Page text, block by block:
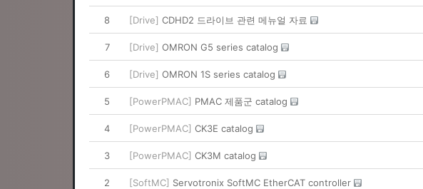
8 [Drive] CDHD2 드라이브 관련 메뉴얼 자료
7 [Drive] OMRON G5 series catalog
6 [Drive] OMRON 1S series catalog
5 [PowerPMAC] PMAC 제품군 catalog
4 [PowerPMAC] CK3E catalog
3 [PowerPMAC] CK3M catalog
2 [SoftMC] Servotronix SoftMC EtherCAT controller